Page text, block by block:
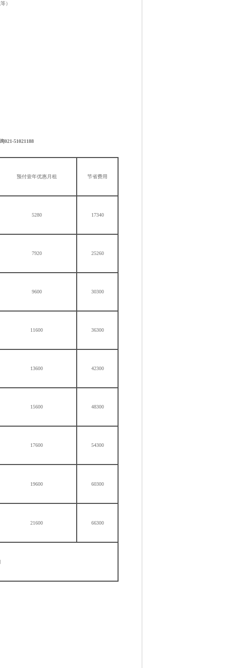
）
021-51021188
预付壹年优惠月租 节省费用
5280 17340
7920 25260
9600 30300
11600 36300
13600 42300
15600 48300
17600 54300
19600 60300
21600 66300